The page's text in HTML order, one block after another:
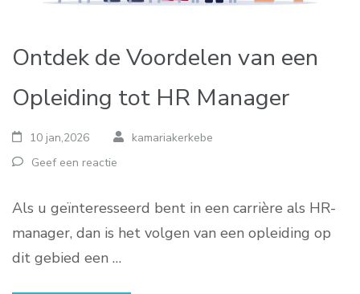
Ontdek de Voordelen van een
Opleiding tot HR Manager
10 jan,2026
kamariakerkebe
Geef een reactie
Als u geïnteresseerd bent in een carrière als HR-
manager, dan is het volgen van een opleiding op
dit gebied een …